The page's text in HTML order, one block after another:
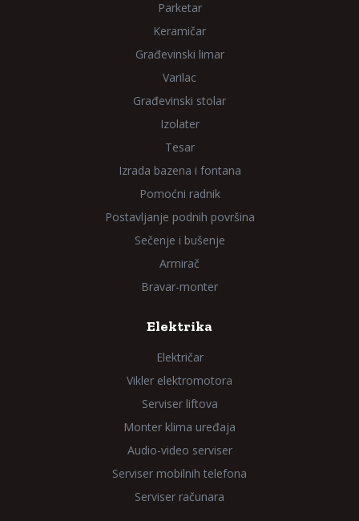
Parketar
Keramičar
Građevinski limar
Varilac
Građevinski stolar
Izolater
Tesar
Izrada bazena i fontana
Pomoćni radnik
Postavljanje podnih površina
Sečenje i bušenje
Armirač
Bravar-monter
Elektrika
Električar
Vikler elektromotora
Serviser liftova
Monter klima uređaja
Audio-video serviser
Serviser mobilnih telefona
Serviser računara